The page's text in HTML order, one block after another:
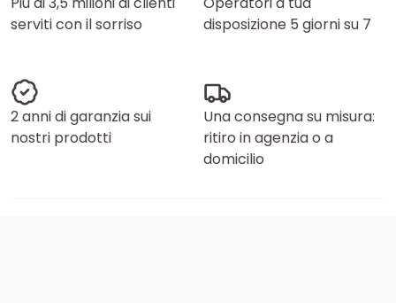
serviti con il sorriso
disposizione 5 giorni su 7
2 anni di garanzia sui
nostri prodotti
Una consegna su misura:
ritiro in agenzia o a
domicilio